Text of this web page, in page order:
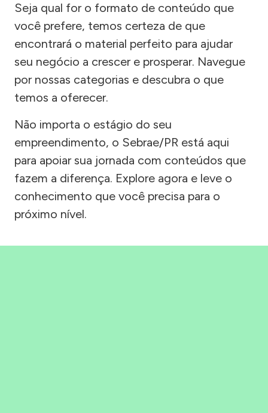
Seja qual for o formato de conteúdo que
você prefere, temos certeza de que
encontrará o material perfeito para ajudar
seu negócio a crescer e prosperar. Navegue
por nossas categorias e descubra o que
temos a oferecer.
Não importa o estágio do seu
empreendimento, o Sebrae/PR está aqui
para apoiar sua jornada com conteúdos que
fazem a diferença. Explore agora e leve o
conhecimento que você precisa para o
próximo nível.